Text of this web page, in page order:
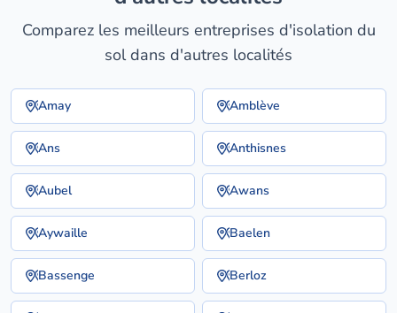
Comparez les meilleurs entreprises d'isolation du
sol dans d'autres localités
Amay Amblève
Ans Anthisnes
Aubel Awans
Aywaille Baelen
Bassenge Berloz